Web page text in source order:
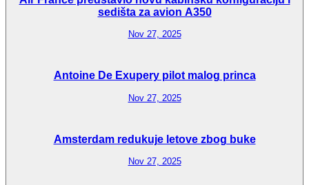
sedišta za avion A350
Nov 27, 2025
Antoine De Exupery pilot malog princa
Nov 27, 2025
Amsterdam redukuje letove zbog buke
Nov 27, 2025